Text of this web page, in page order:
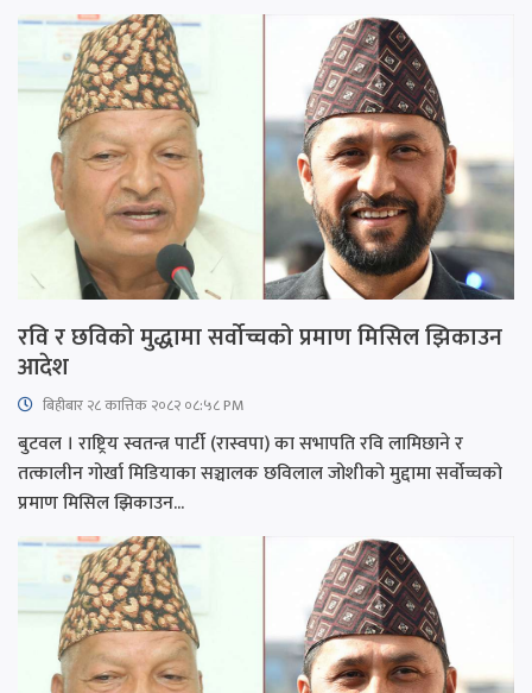
रवि र छविको मुद्धामा सर्वोच्चको प्रमाण मिसिल झिकाउन
आदेश
बिहीबार २८ कात्तिक २०८२ ०८:५८ PM
बुटवल । राष्ट्रिय स्वतन्त्र पार्टी (रास्वपा) का सभापति रवि लामिछाने र
तत्कालीन गोर्खा मिडियाका सञ्चालक छविलाल जोशीको मुद्दामा सर्वोच्चको
प्रमाण मिसिल झिकाउन...